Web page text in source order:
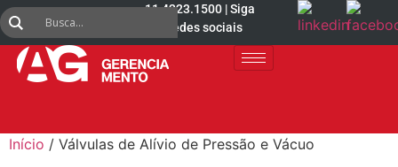
11 4223.1500 | Siga
nas redes sociais
Início / Válvulas de Alívio de Pressão e Vácuo